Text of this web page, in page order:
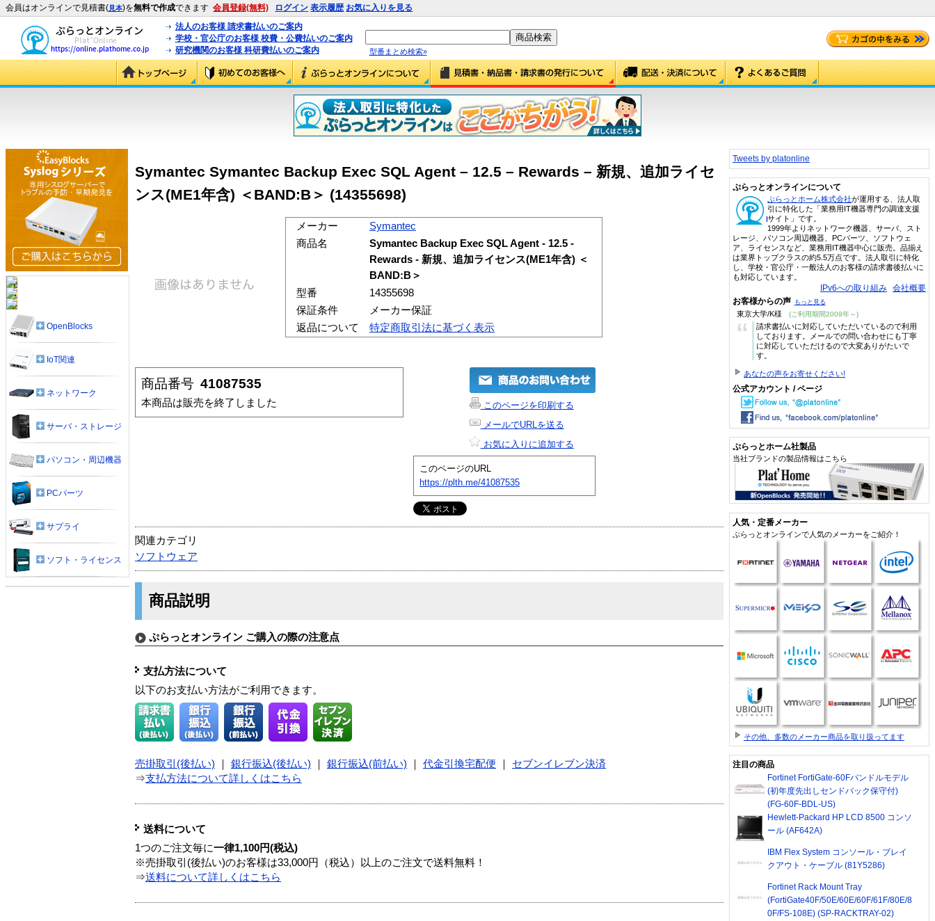
会員はオンラインで見積書(見本)を無料で作成できます 会員登録(無料) ログイン 表示履歴 お気に入りを見る
法人のお客様 請求書払いのご案内
学校・官公庁のお客様 校費・公費払いのご案内
研究機関のお客様 科研費払いのご案内
型番まとめ検索»
Symantec Symantec Backup Exec SQL Agent – 12.5 – Rewards – 新規、追加ライセ
ンス(ME1年含) ＜BAND:B＞ (14355698)
メーカー
Symantec
商品名
Symantec Backup Exec SQL Agent - 12.5 -
Rewards - 新規、追加ライセンス(ME1年含) ＜
BAND:B＞
型番
14355698
保証条件
メーカー保証
返品について
特定商取引法に基づく表示
商品番号 41087535
本商品は販売を終了しました
このページを印刷する
メールでURLを送る
お気に入りに追加する
このページのURL
https://plth.me/41087535
関連カテゴリ
ソフトウェア
商品説明
ぷらっとオンライン ご購入の際の注意点
支払方法について
以下のお支払い方法がご利用できます。
売掛取引(後払い) 銀行振込(後払い) 銀行振込(前払い) 代金引換宅配便
セブンイレブン決済
⇒支払方法について詳しくはこちら
送料について
1つのご注文毎に一律1,100円(税込)
※売掛取引(後払い)のお客様は33,000円（税込）以上のご注文で送料無料！
⇒送料について詳しくはこちら
OpenBlocks
IoT関連
ネットワーク
サーバ・ストレージ
パソコン・周辺機器
PCパーツ
サプライ
ソフト・ライセンス
Tweets by platonline
ぷらっとオンラインについて
ぷらっとホーム株式会社が運用する、法人取
引に特化した「業務用IT機器専門の調達支援
サイト」です。
1999年よりネットワーク機器、サーバ、スト
レージ、パソコン周辺機器、PCパーツ、ソフトウェ
ア、ライセンスなど、業務用IT機器中心に販売。品揃え
は業界トップクラスの約5.5万点です。法人取引に特化
し、学校・官公庁・一般法人のお客様の請求書後払いに
も対応しています。
IPv6への取り組み 会社概要
お客様からの声 もっと見る
東京大学/K様 (ご利用期間2009年～)
“
請求書払いに対応していただいているので利用
しております。メールでの問い合わせにも丁寧
に対応していただけるので大変ありがたいで
す。
あなたの声をお寄せください!
公式アカウント / ページ
ぷらっとホーム社製品
当社ブランドの製品情報はこちら
人気・定番メーカー
ぷらっとオンラインで人気のメーカーをご紹介！
その他、多数のメーカー商品を取り扱ってます
注目の商品
Fortinet FortiGate-60Fバンドルモデル
(初年度先出しセンドバック保守付)
(FG-60F-BDL-US)
Hewlett-Packard HP LCD 8500 コンソ
ール (AF642A)
IBM Flex System コンソール・ブレイ
クアウト・ケーブル (81Y5286)
Fortinet Rack Mount Tray
(FortiGate40F/50E/60E/60F/61F/80E/8
0F/FS-108E) (SP-RACKTRAY-02)